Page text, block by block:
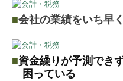
創業・法人成り支援
融資
セカンドオピニオン
■会社の業績をいち早
■資金繰りが予測でき
困っている